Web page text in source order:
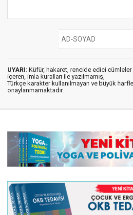
UYARI: Küfür, hakaret, rencide edici cümleler
içeren, imla kuralları ile yazılmamış,
Türkçe karakter kullanılmayan ve büyük
onaylanmamaktadır.